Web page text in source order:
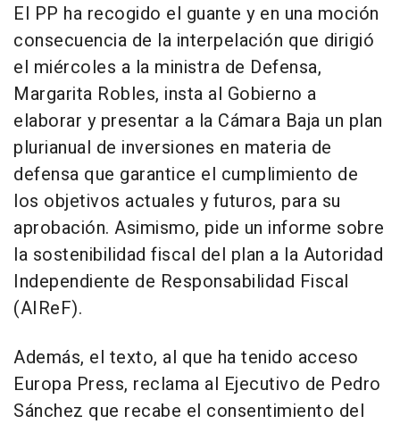
El PP ha recogido el guante y en una moción
consecuencia de la interpelación que dirigió
el miércoles a la ministra de Defensa,
Margarita Robles, insta al Gobierno a
elaborar y presentar a la Cámara Baja un plan
plurianual de inversiones en materia de
defensa que garantice el cumplimiento de
los objetivos actuales y futuros, para su
aprobación. Asimismo, pide un informe sobre
la sostenibilidad fiscal del plan a la Autoridad
Independiente de Responsabilidad Fiscal
(AIReF).
Además, el texto, al que ha tenido acceso
Europa Press, reclama al Ejecutivo de Pedro
Sánchez que recabe el consentimiento del